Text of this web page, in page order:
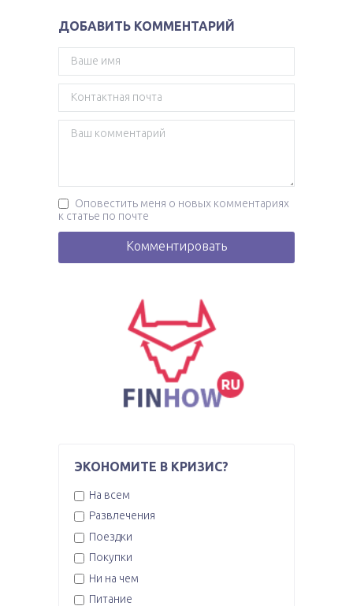
ДОБАВИТЬ КОММЕНТАРИЙ
Оповестить меня о новых комментариях
к статье по почте
ЭКОНОМИТЕ В КРИЗИС?
На всем
Развлечения
Поездки
Покупки
Ни на чем
Питание